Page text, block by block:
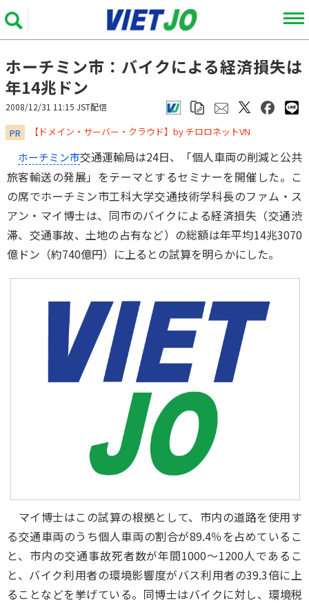
ホーチミン市：バイクによる経済損失は
年14兆ドン
2008/12/31 11:15 JST配信
PR ​​​​​​​【ドメイン・サーバー・クラウド】by チロロネットVN
ホーチミン市交通運輸局は24日、「個人車両の削減と公共
旅客輸送の発展」をテーマとするセミナーを開催した。こ
の席でホーチミン市工科大学交通技術学科長のファム・ス
アン・マイ博士は、同市のバイクによる経済損失（交通渋
滞、交通事故、土地の占有など）の総額は年平均14兆3070
億ドン（約740億円）に上るとの試算を明らかにした。
マイ博士はこの試算の根拠として、市内の道路を使用す
る交通車両のうち個人車両の割合が89.4％を占めているこ
と、市内の交通事故死者数が年間1000～1200人であるこ
と、バイク利用者の環境影響度がバス利用者の39.3倍に上
ることなどを挙げている。同博士はバイクに対し、環境税